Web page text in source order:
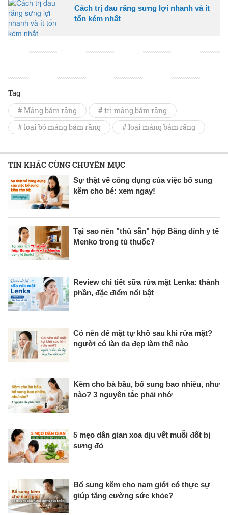
Cách trị đau răng sưng lợi nhanh và ít
tốn kém nhất
Tag
# Mảng bám răng
# trị mảng bám răng
# loại bỏ mảng bám răng
# loại mảng bám răng
TIN KHÁC CÙNG CHUYÊN MỤC
Sự thật về công dụng của việc bổ sung
kẽm cho bé: xem ngay!
Tại sao nên "thủ sẵn" hộp Băng dính y tế
Menko trong tủ thuốc?
Review chi tiết sữa rửa mặt Lenka: thành
phần, đặc điểm nổi bật
Có nên để mặt tự khô sau khi rửa mặt?
người có làn da đẹp làm thế nào
Kẽm cho bà bầu, bổ sung bao nhiêu, như
nào? 3 nguyên tắc phải nhớ
5 mẹo dân gian xoa dịu vết muỗi đốt bị
sưng đỏ
Bổ sung kẽm cho nam giới có thực sự
giúp tăng cường sức khỏe?